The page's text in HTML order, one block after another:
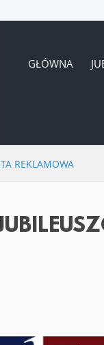
GŁÓWNA
REKLAMOWA